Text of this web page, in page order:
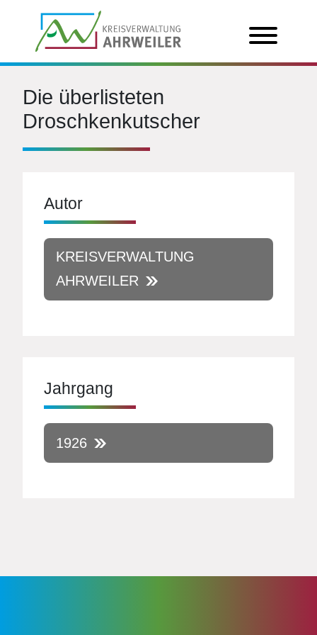
Die überlisteten
Droschkenkutscher
Autor
KREISVERWALTUNG
AHRWEILER
Jahrgang
1926